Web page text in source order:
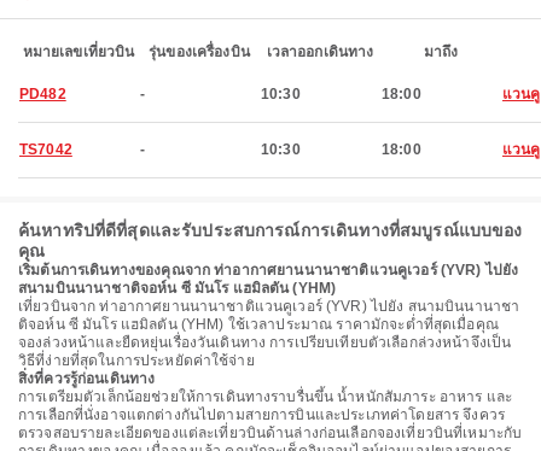
หมายเลขเที่ยวบิน รุ่นของเครื่องบิน เวลาออกเดินทาง มาถึง
PD482 - 10:30 18:00 แวนคู
TS7042 - 10:30 18:00 แวนคู
ค้นหาทริปที่ดีที่สุดและรับประสบการณ์การเดินทางที่สมบูรณ์แบบของ
คุณ
เริ่มต้นการเดินทางของคุณจาก ท่าอากาศยานนานาชาติแวนคูเวอร์ (YVR) ไปยัง
สนามบินนานาชาติจอห์น ซี มันโร แฮมิลตัน (YHM)
เที่ยวบินจาก ท่าอากาศยานนานาชาติแวนคูเวอร์ (YVR) ไปยัง สนามบินนานาชา
ติจอห์น ซี มันโร แฮมิลตัน (YHM) ใช้เวลาประมาณ ราคามักจะต่ำที่สุดเมื่อคุณ
จองล่วงหน้าและยืดหยุ่นเรื่องวันเดินทาง การเปรียบเทียบตัวเลือกล่วงหน้าจึงเป็น
วิธีที่ง่ายที่สุดในการประหยัดค่าใช้จ่าย
สิ่งที่ควรรู้ก่อนเดินทาง
การเตรียมตัวเล็กน้อยช่วยให้การเดินทางราบรื่นขึ้น น้ำหนักสัมภาระ อาหาร และ
การเลือกที่นั่งอาจแตกต่างกันไปตามสายการบินและประเภทค่าโดยสาร จึงควร
ตรวจสอบรายละเอียดของแต่ละเที่ยวบินด้านล่างก่อนเลือกจองเที่ยวบินที่เหมาะกับ